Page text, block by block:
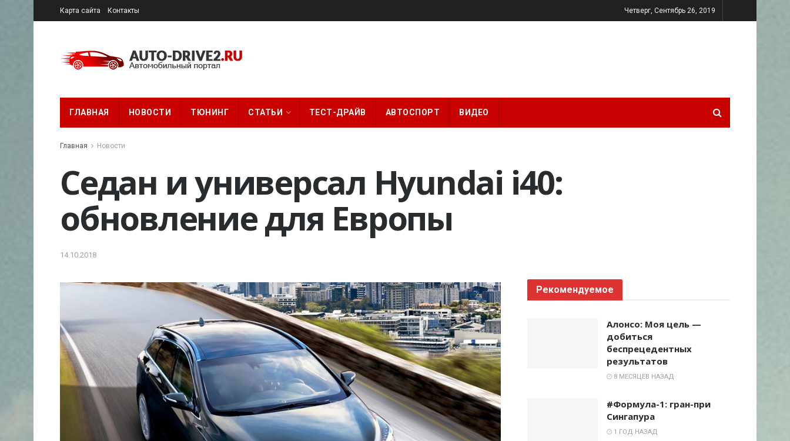
Карта сайта Контакты Четверг, Сентябрь 26, 2019
ГЛАВНАЯ НОВОСТИ ТЮНИНГ СТАТЬИ ТЕСТ-ДРАЙВ АВТОСПОРТ ВИДЕО
Главная Новости
Седан и универсал Hyundai i40:
обновление для Европы
14.10.2018
Рекомендуемое
Алонсо: Моя цель —
добиться
беспрецедентных
результатов
8 МЕСЯЦЕВ НАЗАД
#Формула-1: гран-при
Сингапура
1 ГОД НАЗАД